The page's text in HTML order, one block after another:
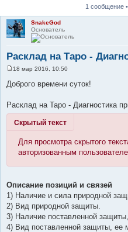
1 сообщение
SnakeGod
Основатель
Расклад на Таро -
о
е
и
18 мар 2016, 10:50
Доброго времени суток!
Расклад на Таро - Диагностика
Скрытый текст
Для просмотра скрытого
авторизованным
Описание позиций и связей
1) Наличие и сила природной
2) Вид природной защиты.
3) Наличие поставленной
4) Вид поставленной защиты, ее